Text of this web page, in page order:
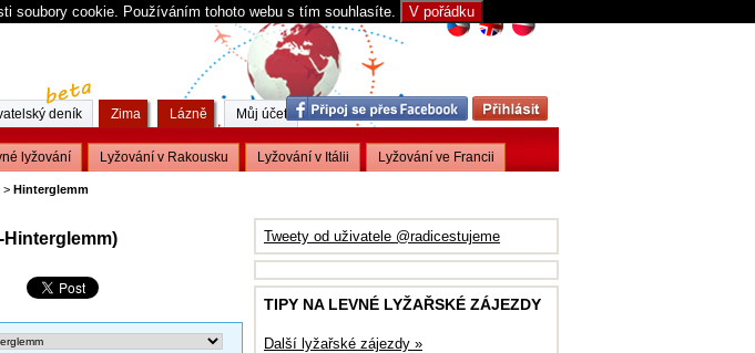
soubory cookie. Používáním tohoto webu s tím souhlasíte. V pořádku
> Hinterglemm
Tweety od uživatele @radicestujeme
TIPY NA LEVNÉ LYŽAŘSKÉ ZÁJEZDY
Další lyžařské zájezdy »
deník Zima
lyžování Lyžování v Rakousku Lyžování v Itálii Lyžování ve Francii
Lázně Můj účet